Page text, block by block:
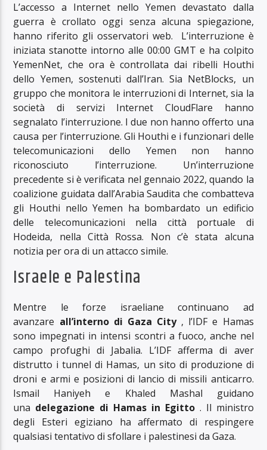
L’accesso a Internet nello Yemen devastato dalla
guerra è crollato oggi senza alcuna spiegazione,
hanno riferito gli osservatori web. L’interruzione è
iniziata stanotte intorno alle 00:00 GMT e ha colpito
YemenNet, che ora è controllata dai ribelli Houthi
dello Yemen, sostenuti dall’Iran. Sia NetBlocks, un
gruppo che monitora le interruzioni di Internet, sia la
società di servizi Internet CloudFlare hanno
segnalato l’interruzione. I due non hanno offerto una
causa per l’interruzione. Gli Houthi e i funzionari delle
telecomunicazioni dello Yemen non hanno
riconosciuto l’interruzione. Un’interruzione
precedente si è verificata nel gennaio 2022, quando la
coalizione guidata dall’Arabia Saudita che combatteva
gli Houthi nello Yemen ha bombardato un edificio
delle telecomunicazioni nella città portuale di
Hodeida, nella Città Rossa. Non c’è stata alcuna
notizia per ora di un attacco simile.
Israele e Palestina
Mentre le forze israeliane continuano ad
avanzare all’interno di Gaza City, l’IDF e Hamas
sono impegnati in intensi scontri a fuoco, anche nel
campo profughi di Jabalia. L’IDF afferma di aver
distrutto i tunnel di Hamas, un sito di produzione di
droni e armi e posizioni di lancio di missili anticarro.
Ismail Haniyeh e Khaled Mashal guidano
una delegazione di Hamas in Egitto. Il ministro
degli Esteri egiziano ha affermato di respingere
qualsiasi tentativo di sfollare i palestinesi da Gaza.